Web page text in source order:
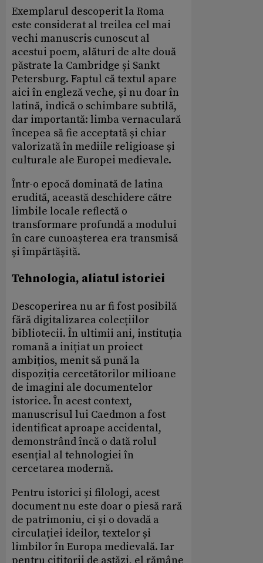
Exemplarul descoperit la Roma
este considerat al treilea cel mai
vechi manuscris cunoscut al
acestui poem, alături de alte două
păstrate la Cambridge și Sankt
Petersburg. Faptul că textul apare
aici în engleză veche, și nu doar în
latină, indică o schimbare subtilă,
dar importantă: limba vernaculară
începea să fie acceptată și chiar
valorizată în mediile religioase și
culturale ale Europei medievale.
Într-o epocă dominată de latina
erudită, această deschidere către
limbile locale reflectă o
transformare profundă a modului
în care cunoașterea era transmisă
și împărtășită.
Tehnologia, aliatul istoriei
Descoperirea nu ar fi fost posibilă
fără digitalizarea colecțiilor
bibliotecii. În ultimii ani, instituția
romană a inițiat un proiect
ambițios, menit să pună la
dispoziția cercetătorilor milioane
de imagini ale documentelor
istorice. În acest context,
manuscrisul lui Caedmon a fost
identificat aproape accidental,
demonstrând încă o dată rolul
esențial al tehnologiei în
cercetarea modernă.
Pentru istorici și filologi, acest
document nu este doar o piesă rară
de patrimoniu, ci și o dovadă a
circulației ideilor, textelor și
limbilor în Europa medievală. Iar
pentru cititorii de astăzi, el rămâne